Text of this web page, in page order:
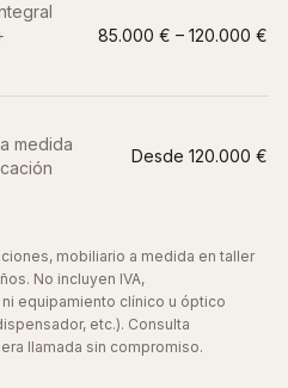
85.000 € – 120.000 €
medida
Desde 120.000 €
mobiliario a medida en taller
No incluyen IVA,
equipamiento clínico u óptico
etc.). Consulta
llamada sin compromiso.